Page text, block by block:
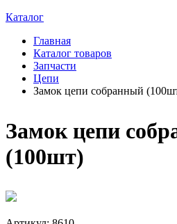
Каталог
Главная
Каталог товаров
Запчасти
Цепи
Замок цепи собранный
Замок цепи
(100шт)